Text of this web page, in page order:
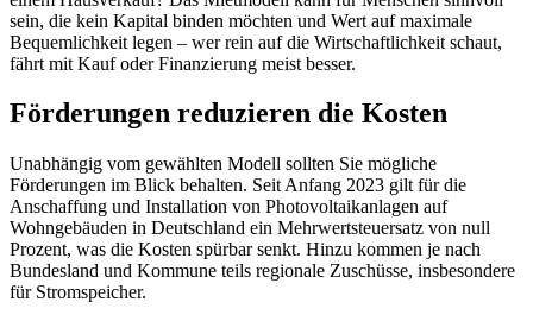
sein, die kein Kapital binden möchten und Wert auf maximale
Bequemlichkeit legen – wer rein auf die Wirtschaftlichkeit schaut,
fährt mit Kauf oder Finanzierung meist besser.
Förderungen reduzieren die Kosten
Unabhängig vom gewählten Modell sollten Sie mögliche
Förderungen im Blick behalten. Seit Anfang 2023 gilt für die
Anschaffung und Installation von Photovoltaikanlagen auf
Wohngebäuden in Deutschland ein Mehrwertsteuersatz von null
Prozent, was die Kosten spürbar senkt. Hinzu kommen je nach
Bundesland und Kommune teils regionale Zuschüsse, insbesondere
für Stromspeicher.